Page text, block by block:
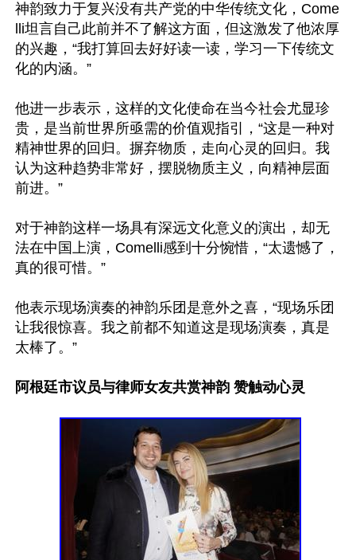
神韵致力于复兴没有共产党的中华传统文化，Come
lli坦言自己此前并不了解这方面，但这激发了他浓厚
的兴趣，“我打算回去好好读一读，学习一下传统文
化的内涵。”
他进一步表示，这样的文化使命在当今社会尤显珍
贵，是当前世界所亟需的价值观指引，“这是一种对
精神世界的回归。摒弃物质，走向心灵的回归。我
认为这种趋势非常好，摆脱物质主义，向精神层面
前进。”
对于神韵这样一场具有深远文化意义的演出，却无
法在中国上演，Comelli感到十分惋惜，“太遗憾了，
真的很可惜。”
他表示现场演奏的神韵乐团是意外之喜，“现场乐团
让我很惊喜。我之前都不知道这是现场演奏，真是
太棒了。”
阿根廷市议员与律师女友共赏神韵 赞触动心灵